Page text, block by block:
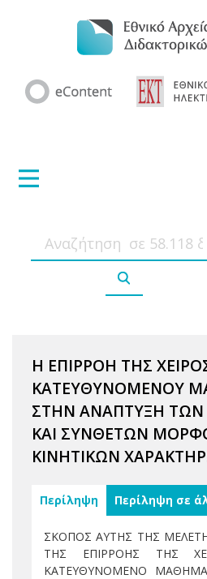
Η ΕΠΙΡΡΟΗ ΤΗΣ
ΚΑΤΕΥΘΥΝΟΜΕΝΟΥ
ΣΤΗΝ ΑΝΑΠΤΥΞΗ ΤΩΝ
ΚΑΙ ΣΥΝΘΕΤΩΝ
ΚΙΝΗΤΙΚΩΝ
Περίληψη Περίληψη σε
ΣΚΟΠΟΣ ΑΥΤΗΣ ΤΗΣ
ΤΗΣ ΕΠΙΡΡΟΗΣ ΤΗΣ
ΚΑΤΕΥΘΥΝΟΜΕΝΟ